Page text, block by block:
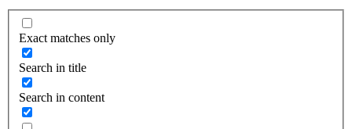
Exact matches only
Search in title
Search in content